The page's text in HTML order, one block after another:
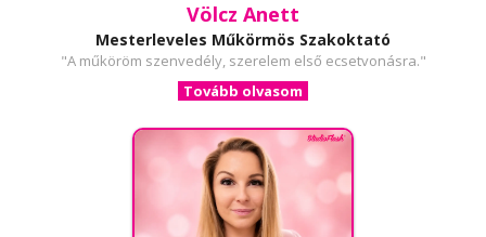
Völcz Anett
Mesterleveles Műkörmös Szakoktató
"A műköröm szenvedély, szerelem első ecsetvonásra."
Tovább olvasom